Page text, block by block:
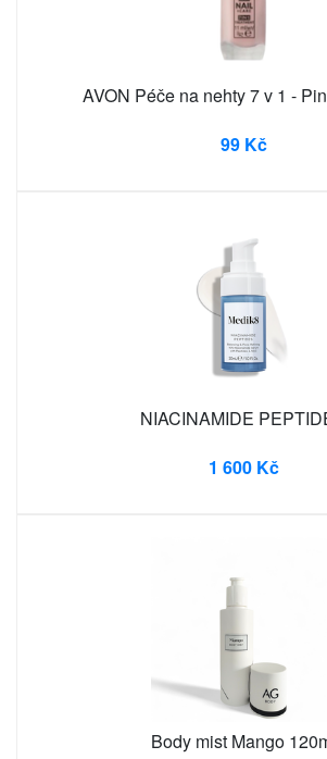
AVON Péče na nehty 7 v 1 -
99 Kč
NIACINAMIDE
1 600 Kč
Body mist Mango